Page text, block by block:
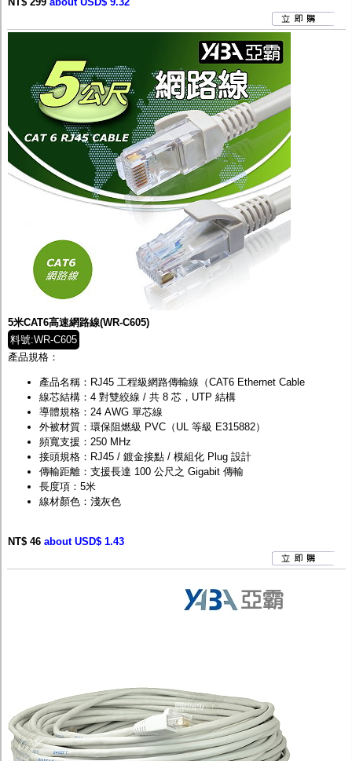
5米CAT6高速網路線(WR-C605)
料號:WR-C605
產品規格：
產品名稱：RJ45 工程級網路傳輸線（CAT6 Ethernet Cable
線芯結構：4 對雙絞線 / 共 8 芯，UTP 結構
導體規格：24 AWG 單芯線
外被材質：環保阻燃級 PVC（UL 等級 E315882）
頻寬支援：250 MHz
接頭規格：RJ45 / 鍍金接點 / 模組化 Plug 設計
傳輸距離：支援長達 100 公尺之 Gigabit 傳輸
長度項：5米
線材顏色：淺灰色
NT$ 46 about USD$ 1.43